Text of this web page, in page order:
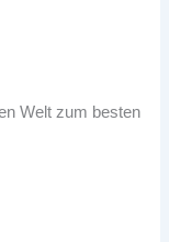
Welt zum besten